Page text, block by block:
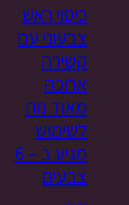
כיסוי ראש
צבעוני עם
קשירה
ארוכה
מאוד נוח
לשימוש
מגיע ב – 6
צבעים